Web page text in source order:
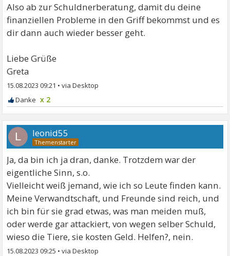
Also ab zur Schuldnerberatung, damit du deine
finanziellen Probleme in den Griff bekommst und es
dir dann auch wieder besser geht.
Liebe Grüße
Greta
15.08.2023 09:21 •
x 2
L leonid55
Ja, da bin ich ja dran, danke. Trotzdem war der
eigentliche Sinn, s.o.
Vielleicht weiß jemand, wie ich so Leute finden kann.
Meine Verwandtschaft, und Freunde sind reich, und
ich bin für sie grad etwas, was man meiden muß,
oder werde gar attackiert, von wegen selber Schuld,
wieso die Tiere, sie kosten Geld. Helfen?, nein.
15.08.2023 09:25 •